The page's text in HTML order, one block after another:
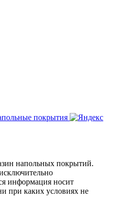
покрытия
напольных покрытий.
информация носит
при каких условиях не